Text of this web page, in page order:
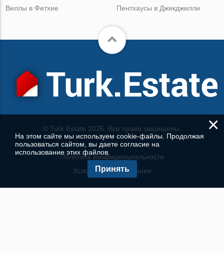
Виллы в Фетхие
Пентхаусы в Джикджилли
© Turk.Estate 2026. Все права защищены.
Политика конфиденциальности
Условия использования
×
На этом сайте мы используем cookie-файлы. Продолжая
пользоваться сайтом, вы даете согласие на
использование этих файлов.
Принять